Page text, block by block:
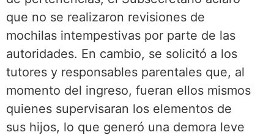
que no se realizaron revisiones de
mochilas intempestivas por parte de las
autoridades. En cambio, se solicitó a los
tutores y responsables parentales que, al
momento del ingreso, fueran ellos mismos
quienes supervisaran los elementos de
sus hijos, lo que generó una demora leve